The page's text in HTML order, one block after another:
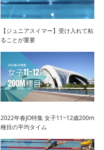
【ジュニアスイマー】受け入れて粘
ることが重要
2022年春JO特集 女子11~12歳200m
種目の平均タイム